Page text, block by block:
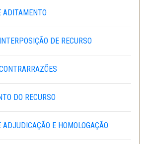
ADITAMENTO
DE RECURSO
DO RECURSO
E HOMOLOGAÇÃO